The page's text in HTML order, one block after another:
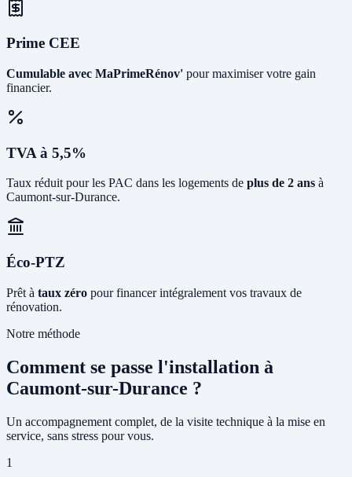
Prime CEE
Cumulable avec MaPrimeRénov' pour maximiser votre gain
financier.
TVA à 5,5%
Taux réduit pour les PAC dans les logements de plus de 2 ans à
Caumont-sur-Durance.
Éco-PTZ
Prêt à taux zéro pour financer intégralement vos travaux de
rénovation.
Notre méthode
Comment se passe l'installation à
Caumont-sur-Durance ?
Un accompagnement complet, de la visite technique à la mise en
service, sans stress pour vous.
1